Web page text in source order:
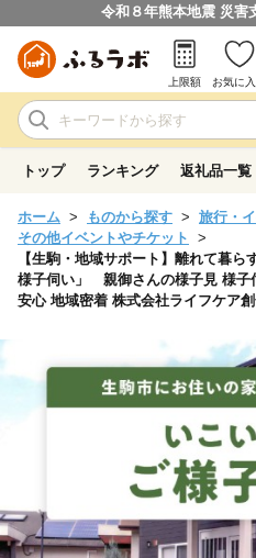
令和８年熊本地震 災害
上限額 お気に
トップ ランキング 返礼品一覧
ホーム ものから探す
旅行・
その他イベントやチケット
【生駒・地域サポート】離れて暮
様子伺い」 親御さんの様子見 様子
安心 地域密着 株式会社ライフケア